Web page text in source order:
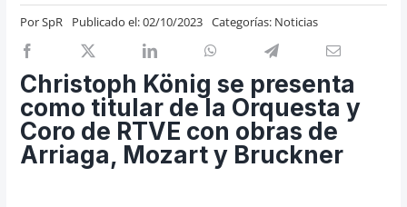
Entrevistas
Recomendación
Cosas de Beckmesser
Nosotros y privacidad
Buscar:
PorSpR Publicado el: 02/10/2023 Categorías: Noticias
Christoph König se presenta
como titular de la Orquesta y
Coro de RTVE con obras de
Arriaga, Mozart y Bruckner